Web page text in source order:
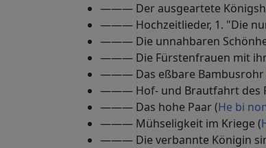
——— Der ausgeartete
——— Hochzeitlieder, 1. "Die
——— Die unnahbaren
——— Die Fürstenfrauen mit
——— Das eßbare Bambusrohr
——— Hof- und Brautfahrt des
——— Das hohe Paar (He bi
——— Mühseligkeit im Kriege (
——— Die verbannte Königin